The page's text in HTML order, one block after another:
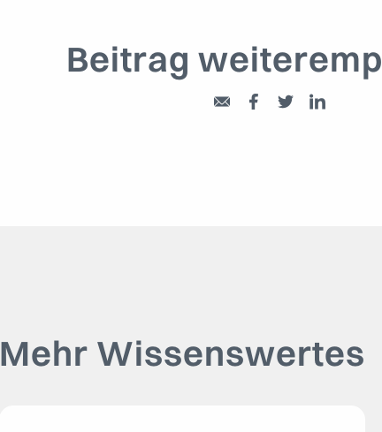
Beitrag
Mehr Wissenswertes